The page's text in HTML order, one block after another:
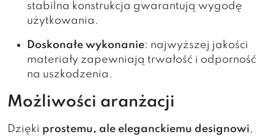
stabilna konstrukcja gwarantują wygodę
użytkowania.
Doskonałe wykonanie: najwyższej jakości
materiały zapewniają trwałość i odporność
na uszkodzenia.
Możliwości aranżacji
Dzięki prostemu, ale eleganckiemu designowi,